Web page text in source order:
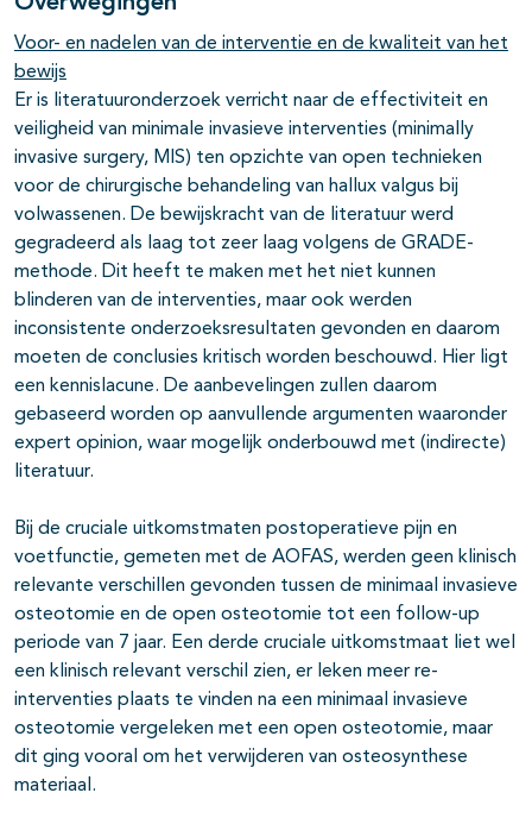
Voor- en nadelen van de interventie en de kwaliteit van het
bewijs
Er is literatuuronderzoek verricht naar de effectiviteit en
veiligheid van minimale invasieve interventies (minimally
invasive surgery, MIS) ten opzichte van open technieken
voor de chirurgische behandeling van hallux valgus bij
volwassenen. De bewijskracht van de literatuur werd
gegradeerd als laag tot zeer laag volgens de GRADE-
methode. Dit heeft te maken met het niet kunnen
blinderen van de interventies, maar ook werden
inconsistente onderzoeksresultaten gevonden en daarom
moeten de conclusies kritisch worden beschouwd. Hier ligt
een kennislacune. De aanbevelingen zullen daarom
gebaseerd worden op aanvullende argumenten waaronder
expert opinion, waar mogelijk onderbouwd met (indirecte)
literatuur.
Bij de cruciale uitkomstmaten postoperatieve pijn en
voetfunctie, gemeten met de AOFAS, werden geen klinisch
relevante verschillen gevonden tussen de minimaal invasieve
osteotomie en de open osteotomie tot een follow-up
periode van 7 jaar. Een derde cruciale uitkomstmaat liet wel
een klinisch relevant verschil zien, er leken meer re-
interventies plaats te vinden na een minimaal invasieve
osteotomie vergeleken met een open osteotomie, maar
dit ging vooral om het verwijderen van osteosynthese
materiaal.